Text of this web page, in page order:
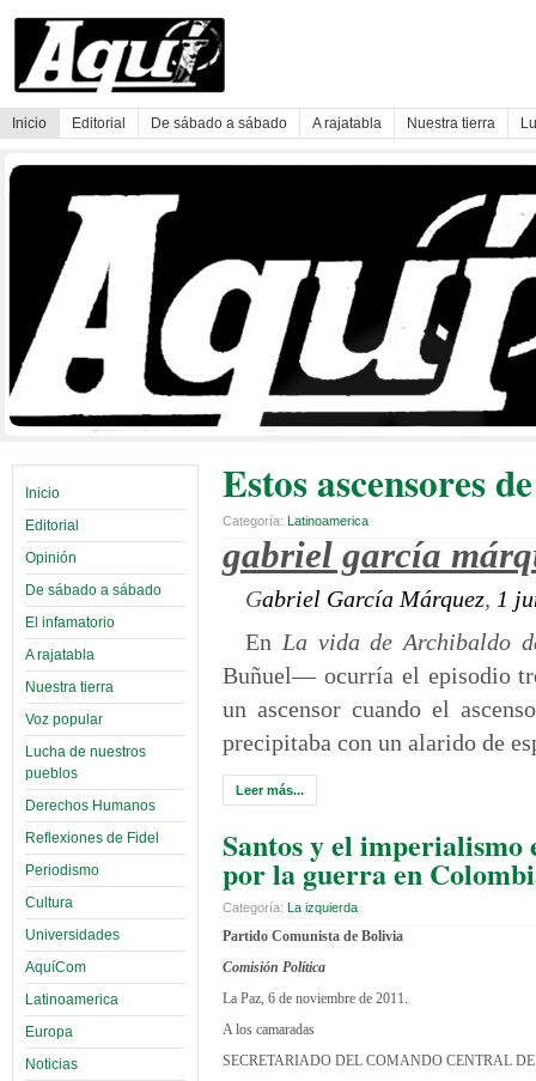
Inicio Editorial De sábado a sábado A rajatabla Nuestra tierra
Inicio
Editorial
Opinión
De sábado a sábado
El infamatorio
A rajatabla
Nuestra tierra
Voz popular
Lucha de nuestros
pueblos
Derechos Humanos
Reflexiones de Fidel
Periodismo
Cultura
Universidades
AquíCom
Latinoamerica
Europa
Noticias
Estos ascensores
Categoría: Latinoamerica
gabriel garcía
Gabriel García Márquez, 1
En La vida de Archibaldo
Buñuel— ocurría el episodio
un ascensor cuando el
precipitaba con un alarido de
Leer más...
Santos y el imperialismo
por la guerra en
Categoría: La izquierda
Partido Comunista de Bolivia
Comisión Política
La Paz, 6 de noviembre de 2011.
A los camaradas
SECRETARIADO DEL COMANDO CENTRAL